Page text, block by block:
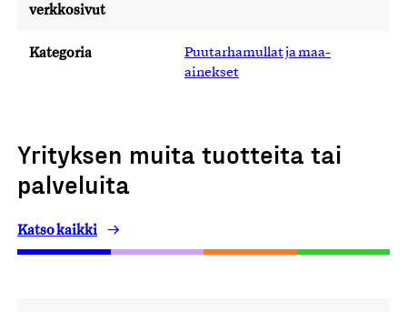
verkkosivut
Kategoria
Puutarhamullat ja maa-
ainekset
Yrityksen muita tuotteita tai
palveluita
Katso kaikki